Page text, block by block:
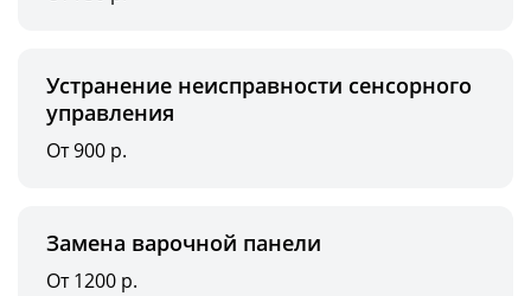
Устранение неисправности сенсорного
управления
От 900 р.
Замена варочной панели
От 1200 р.